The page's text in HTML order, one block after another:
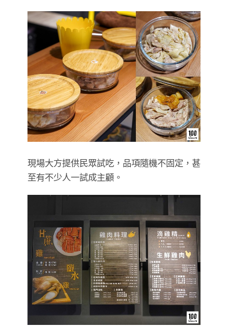
現場大方提供民眾試吃，品項隨機不固定，甚
至有不少人一試成主顧。